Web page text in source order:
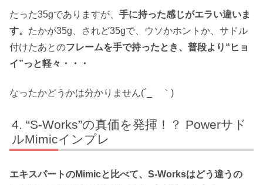
たった35gでありますが、 手に持った感じがエラい違いま
す。 たかが35g、されど35gで、ウソかホントか、サドル
付けたあとのフレームを手で持ったとき、普段より“ヒョ
イ”っと軽々・・・
なったかどうかは分かりません(´_ゝ｀)
“S-Works”の真価を発揮！？ Powerサド
ルMimicインプレ
エキスパートのMimicと比べて、S-Worksはどう違うの